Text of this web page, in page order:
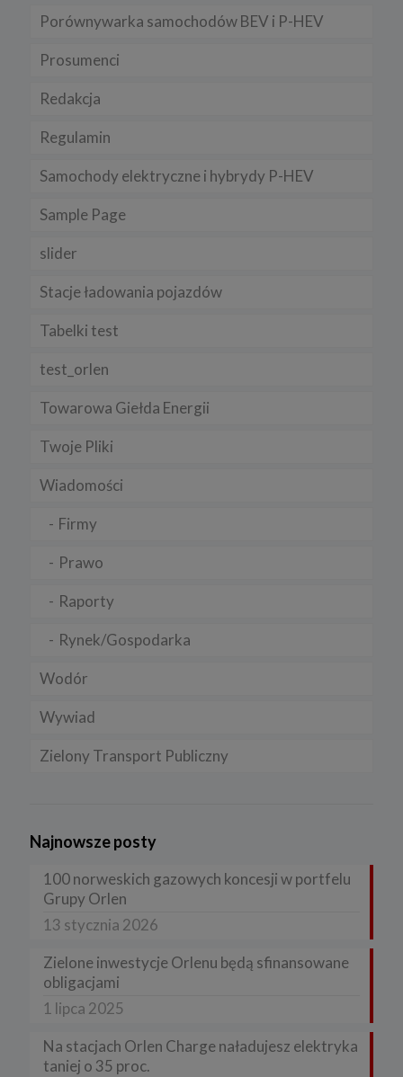
Porównywarka samochodów BEV i P-HEV
Prosumenci
Redakcja
Regulamin
Samochody elektryczne i hybrydy P-HEV
Sample Page
slider
Stacje ładowania pojazdów
Tabelki test
test_orlen
Towarowa Giełda Energii
Twoje Pliki
Wiadomości
Firmy
Prawo
Raporty
Rynek/Gospodarka
Wodór
Wywiad
Zielony Transport Publiczny
Najnowsze posty
100 norweskich gazowych koncesji w portfelu
Grupy Orlen
13 stycznia 2026
Zielone inwestycje Orlenu będą sfinansowane
obligacjami
1 lipca 2025
Na stacjach Orlen Charge naładujesz elektryka
taniej o 35 proc.
Pamiętaj, że zmiana ustawienia plików cookies i podobnych
serwisu.
zamieszczenie w serwisie jej nowej wersji.